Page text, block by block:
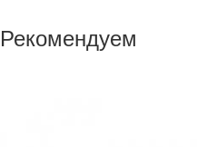
Рекомендуем